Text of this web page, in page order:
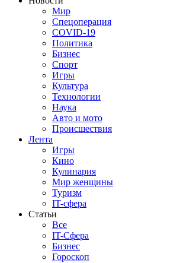
Мир
Спецоперация
COVID-19
Политика
Бизнес
Спорт
Игры
Культура
Технологии
Наука
Авто и мото
Происшествия
Лента
Игры
Кино
Кулинария
Мир женщины
Туризм
IT-сфера
Статьи
Все
IT-Сфера
Бизнес
Гороскоп